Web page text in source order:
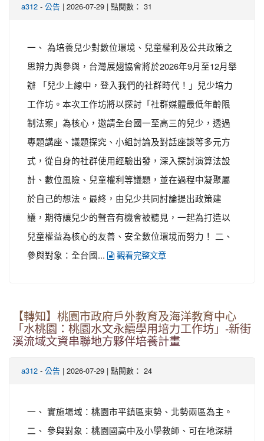
a312 - 公告 | 2026-07-29 | 點閱數： 31
一、 為培養兒少對數位環境、兒童權利及公共政策之
思辨力與參與，台灣展翅協會將於2026年9月至12月舉
辦 「兒少上線中，登入我們的社群時代！」兒少培力
工作坊。本次工作坊將以探討「社群媒體最低年齡限
制法案」為核心，邀請全台國一至高三的兒少，透過
專題講座、議題探究、小組討論及對話座談等多元方
式，從自身的社群使用經驗出發，深入探討演算法設
計、數位風險、兒童權利等議題，並在過程中凝聚屬
於自己的想法。最終，由兒少共同討論提出政策建
議，期待讓兒少的聲音有機會被聽見，一起為打造以
兒童權益為核心的友善、安全數位環境而努力！ 二、
參與對象：全台國...
觀看完整文章
【轉知】桃園市政府戶外教育及海洋教育中心
「水桃園：桃園水文永續學用培力工作坊」-新街
溪流域文資串聯地方夥伴培養計畫
a312 - 公告 | 2026-07-29 | 點閱數： 24
一、 實施場域：桃園市平鎮區東勢、北勢兩區為主。
二、 參與對象：桃園國高中及小學教師、可在地深耕